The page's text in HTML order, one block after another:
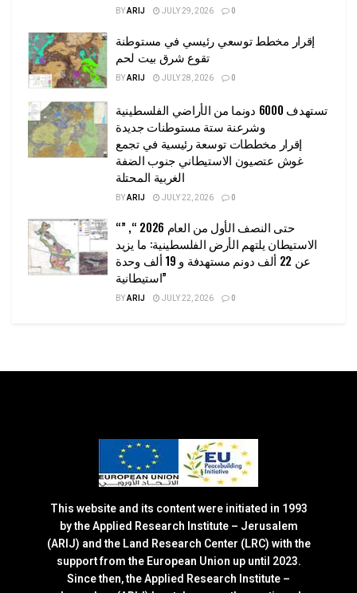
BYARIJ JULY 29, 2026 0
إقرار مخطط توسعي رئيسي في مستوطنة
تقوع شرق بيت لحم
BYARIJ JULY 28, 2026 0
تستهدف 6000 دونما من الأراضي الفلسطينية
وشرعنة ستة مستوطنات جديدة
إقرار مخططات توسعة رئيسية في تجمع
غوش عتصيون الاستيطاني جنوب الضفة
الغربية المحتلة
BYARIJ JULY 22, 2026 0
“حتى النصف الأول من العام 2026 “, ”
الاستيطان يلتهم الأرض الفلسطينية: ما يزيد
عن 22 ألف دونم مستهدفة و 19 ألف وحدة
استيطانية”
BYARIJ JULY 22, 2026 0
This website and its content were initiated in 1993
by the Applied Research Institute – Jerusalem
(ARIJ) and the Land Research Center (LRC) with the
support from the European Union up until 2023.
Since then, the Applied Research Institute –